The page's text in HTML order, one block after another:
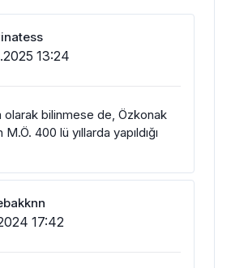
13:24
olarak bilinmese de, Özkonak
400 lü yıllarda yapıldığı
17:42